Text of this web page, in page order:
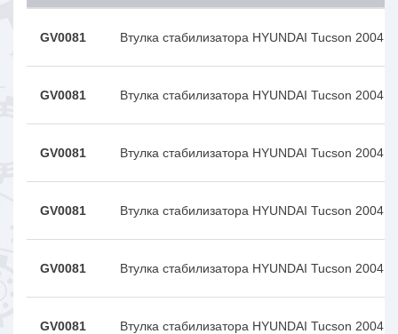
GV0081 Втулка стабилизатора HYUNDAI Tucson 2004
GV0081 Втулка стабилизатора HYUNDAI Tucson 2004
GV0081 Втулка стабилизатора HYUNDAI Tucson 2004
GV0081 Втулка стабилизатора HYUNDAI Tucson 2004
GV0081 Втулка стабилизатора HYUNDAI Tucson 2004
GV0081 Втулка стабилизатора HYUNDAI Tucson 2004